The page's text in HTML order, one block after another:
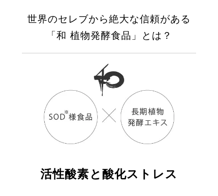
世界のセレブから絶大な信頼がある
「和 植物発酵食品」とは？
活性酸素と酸化ストレス